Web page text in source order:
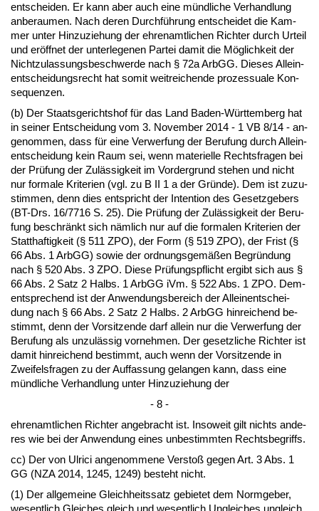
ent­schei­den. Er kann aber auch ei­ne münd­li­che Ver­hand­lung
an­be­rau­men. Nach de­ren Durchführung ent­schei­det die Kam­
mer un­ter Hin­zu­zie­hung der eh­ren­amt­li­chen Rich­ter durch Ur­teil
und eröff­net der un­ter­le­ge­nen Par­tei da­mit die Möglich­keit der
Nicht­zu­las­sungs­be­schwer­de nach § 72a ArbGG. Die­ses Al­lei­n­
ent­schei­dungs­recht hat so­mit weit­rei­chen­de pro­zes­sua­le Kon­
se­quen­zen.
(b) Der Staats­ge­richts­hof für das Land Ba­den-Würt­tem­berg hat
in sei­ner Ent­schei­dung vom 3. No­vem­ber 2014 - 1 VB 8/14 - an­
ge­nom­men, dass für ei­ne Ver­wer­fung der Be­ru­fung durch Al­lei­n­
ent­schei­dung kein Raum sei, wenn ma­te­ri­el­le Rechts­fra­gen bei
der Prüfung der Zulässig­keit im Vor­der­grund ste­hen und nicht
nur for­ma­le Kri­te­ri­en (vgl. zu B II 1 a der Gründe). Dem ist zu­zu­
stim­men, denn dies ent­spricht der In­ten­ti­on des Ge­setz­ge­bers
(BT-Drs. 16/7716 S. 25). Die Prüfung der Zulässig­keit der Be­ru­
fung be­schränkt sich nämlich nur auf die for­ma­len Kri­te­ri­en der
Statt­haf­tig­keit (§ 511 ZPO), der Form (§ 519 ZPO), der Frist (§
66 Abs. 1 ArbGG) so­wie der ord­nungs­gemäßen Be­gründung
nach § 520 Abs. 3 ZPO. Die­se Prüfungs­pflicht er­gibt sich aus §
66 Abs. 2 Satz 2 Halbs. 1 ArbGG iVm. § 522 Abs. 1 ZPO. Dem­
ent­spre­chend ist der An­wen­dungs­be­reich der Al­lei­n­ent­schei­
dung nach § 66 Abs. 2 Satz 2 Halbs. 2 ArbGG hin­rei­chend be­
stimmt, denn der Vor­sit­zen­de darf al­lein nur die Ver­wer­fung der
Be­ru­fung als un­zulässig vor­neh­men. Der ge­setz­li­che Rich­ter ist
da­mit hin­rei­chend be­stimmt, auch wenn der Vor­sit­zen­de in
Zwei­fels­fra­gen zu der Auf­fas­sung ge­lan­gen kann, dass ei­ne
münd­li­che Ver­hand­lung un­ter Hin­zu­zie­hung der
- 8 -
eh­ren­amt­li­chen Rich­ter an­ge­bracht ist. In­so­weit gilt nichts an­de­
res wie bei der An­wen­dung ei­nes un­be­stimm­ten Rechts­be­griffs.
cc) Der von Ul­ri­ci an­ge­nom­me­ne Ver­s­toß ge­gen Art. 3 Abs. 1
GG (NZA 2014, 1245, 1249) be­steht nicht.
(1) Der all­ge­mei­ne Gleich­heits­satz ge­bie­tet dem Norm­ge­ber,